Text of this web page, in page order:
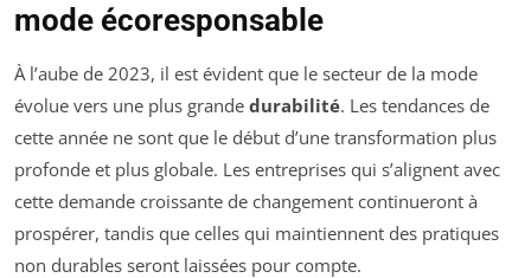
mode écoresponsable
À l’aube de 2023, il est évident que le secteur de la mode
évolue vers une plus grande durabilité. Les tendances de
cette année ne sont que le début d’une transformation plus
profonde et plus globale. Les entreprises qui s’alignent avec
cette demande croissante de changement continueront à
prospérer, tandis que celles qui maintiennent des pratiques
non durables seront laissées pour compte.